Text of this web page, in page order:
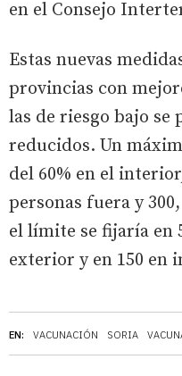
EN: VACUNACIÓN SORIA
en el Consejo
Estas nuevas
provincias con
las de riesgo bajo
reducidos. Un
del 60% en el
personas fuera y
el límite se fijaría en
exterior y en 150 en